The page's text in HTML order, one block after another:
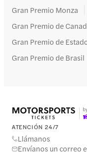
Gran Premio Monza
Gran Premio de
Gran Premio de
Gran Premio de Brasil
ATENCIÓN 24/7
Llámanos
Envíanos un correo